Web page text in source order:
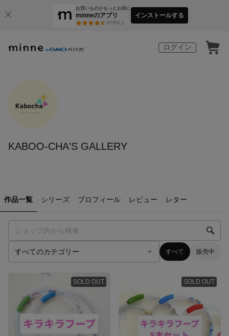
お買いものがもっとお得に
minneのアプリ
3万件以上
インストールする
ログイン
KABOO-CHA'S GALLERY
作品一覧 シリーズ プロフィール レビュー レター
すべて 販売中
SOLD OUT SOLD OUT